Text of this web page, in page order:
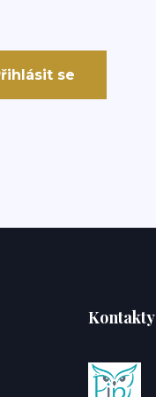
se
Kontakty